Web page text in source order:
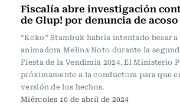
Fiscalía abre investigación
de Glup! por denuncia de
“Koko” Stambuk habría intentado besar a
animadora Melina Noto durante la
Fiesta de la Vendimia 2024. El Ministerio
próximamente a la conductora para que
versión de los hechos.
Miércoles 10 de abril de 2024